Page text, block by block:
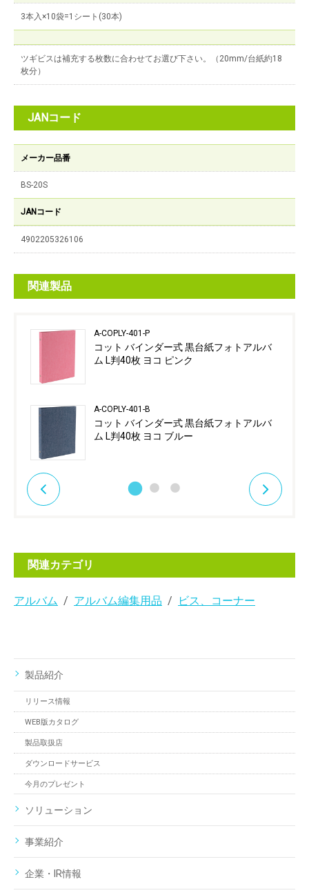
3本入×10袋=1シート(30本)
ツギビスは補充する枚数に合わせてお選び下さい。（20mm/台紙約18
枚分）
JANコード
メーカー品番
BS-20S
JANコード
4902205326106
関連製品
A-COPLY-401-P
コット バインダー式 黒台紙フォトアルバ
ム L判40枚 ヨコ ピンク
A-COPLY-401-B
コット バインダー式 黒台紙フォトアルバ
ム L判40枚 ヨコ ブルー
関連カテゴリ
アルバム アルバム編集用品 ビス、コーナー
製品紹介
リリース情報
WEB版カタログ
製品取扱店
ダウンロードサービス
今月のプレゼント
ソリューション
事業紹介
企業・IR情報